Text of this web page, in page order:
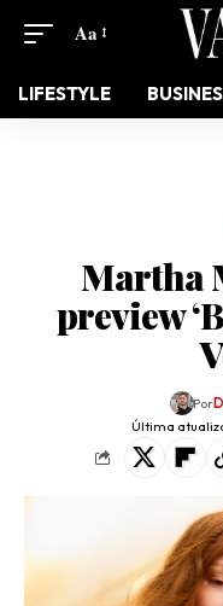
Aa
LIFESTYLE
Martha
preview
Última
Por